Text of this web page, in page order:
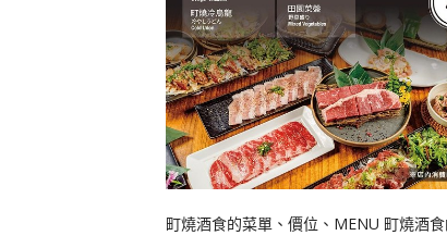
町燒酒食的菜單、價位、MENU 町燒酒